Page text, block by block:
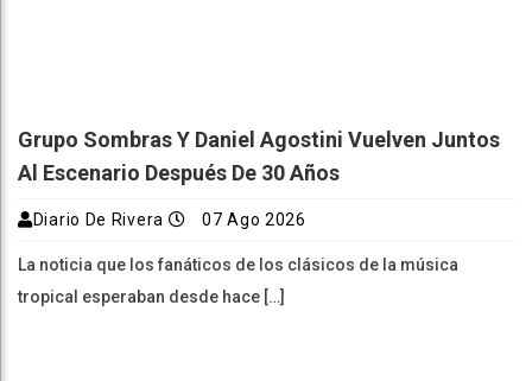
Grupo Sombras Y Daniel Agostini Vuelven Juntos
Al Escenario Después De 30 Años
Diario De Rivera 07 Ago 2026
La noticia que los fanáticos de los clásicos de la música
tropical esperaban desde hace […]